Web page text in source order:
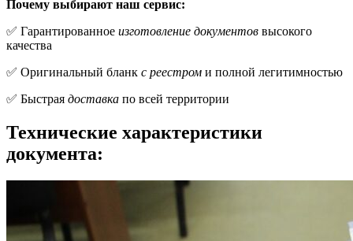
Почему выбирают наш сервис:
✅ Гарантированное изготовление документов высокого
качества
✅ Оригинальный бланк с реестром и полной легитимностью
✅ Быстрая доставка по всей территории
Технические характеристики
документа: